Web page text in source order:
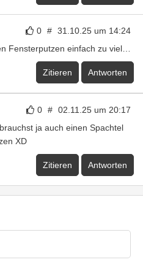
0 # 31.10.25 um 14:24
Fensterputzen einfach zu viel…
Zitieren Antworten
0 # 02.11.25 um 20:17
ja auch einen Spachtel
XD
Zitieren Antworten